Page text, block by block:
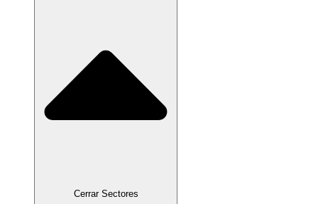
Cerrar Sectores